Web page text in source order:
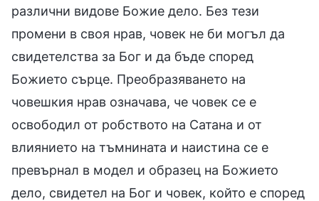
различни видове Божие дело. Без тези
промени в своя нрав, човек не би могъл да
свидетелства за Бог и да бъде според
Божието сърце. Преобразяването на
човешкия нрав означава, че човек се е
освободил от робството на Сатана и от
влиянието на тъмнината и наистина се е
превърнал в модел и образец на Божието
дело, свидетел на Бог и човек, който е според